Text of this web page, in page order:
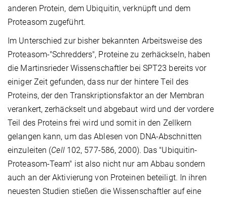
anderen Protein, dem Ubiquitin, verknüpft und dem
Proteasom zugeführt.
Im Unterschied zur bisher bekannten Arbeitsweise des
Proteasom-"Schredders", Proteine zu zerhäckseln, haben
die Martinsrieder Wissenschaftler bei SPT23 bereits vor
einiger Zeit gefunden, dass nur der hintere Teil des
Proteins, der den Transkriptionsfaktor an der Membran
verankert, zerhäckselt und abgebaut wird und der vordere
Teil des Proteins frei wird und somit in den Zellkern
gelangen kann, um das Ablesen von DNA-Abschnitten
einzuleiten (Cell102, 577-586, 2000). Das "Ubiquitin-
Proteasom-Team" ist also nicht nur am Abbau sondern
auch an der Aktivierung von Proteinen beteiligt. In ihren
neuesten Studien stießen die Wissenschaftler auf eine